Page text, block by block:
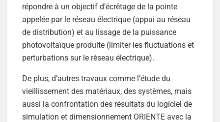
répondre à un objectif d’écrêtage de la pointe
appelée par le réseau électrique (appui au réseau
de distribution) et au lissage de la puissance
photovoltaïque produite (limiter les fluctuations et
perturbations sur le réseau électrique).
De plus, d’autres travaux comme l’étude du
vieillissement des matériaux, des systèmes, mais
aussi la confrontation des résultats du logiciel de
simulation et dimensionnement ORIENTE avec la